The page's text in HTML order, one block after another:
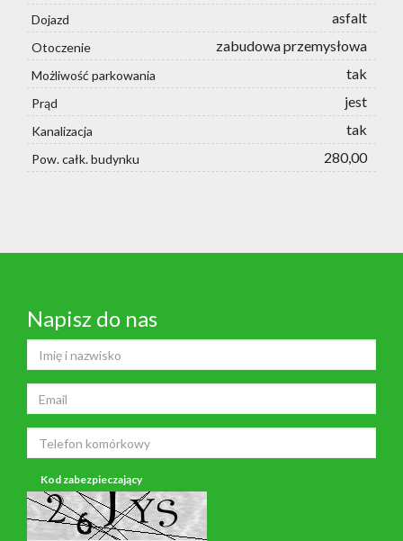
Dojazd asfalt
Otoczenie zabudowa przemysłowa
Możliwość parkowania tak
Prąd jest
Kanalizacja tak
Pow. całk. budynku 280,00
Napisz do nas
Kod zabezpieczający